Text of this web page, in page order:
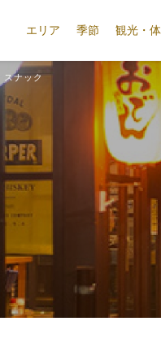
エリア 季節 観光・
スナック